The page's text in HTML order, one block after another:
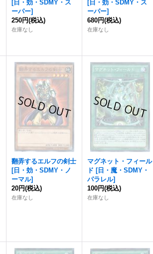
[日・効・SDMY・ス
ーパー]
250円(税込)
在庫なし
[日・効・SDMY・ス
ーパー]
680円(税込)
在庫なし
翻弄するエルフの剣士
[日・効・SDMY・ノ
ーマル]
20円(税込)
在庫なし
マグネット・フィール
ド [日・魔・SDMY・
パラレル]
100円(税込)
在庫なし